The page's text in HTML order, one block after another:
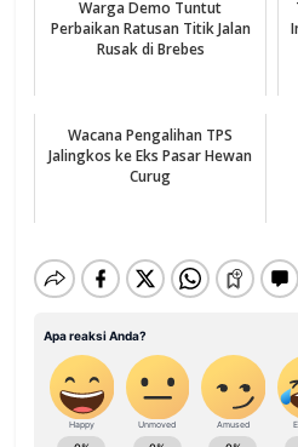
Warga Demo Tuntut
Perbaikan Ratusan Titik Jalan
Rusak di Brebes
Wacana Pengalihan TPS
Jalingkos ke Eks Pasar Hewan
Curug